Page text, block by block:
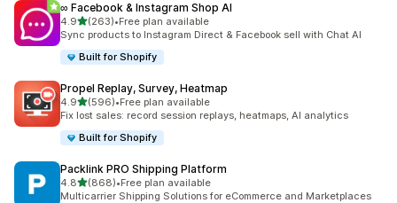
∞ Facebook & Instagram Shop AI
4.95つ星中
(263)
合計レビュー数：263件
•Free plan available
Sync products to Instagram Direct & Facebook sell with Chat AI
Built for Shopify
Propel Replay, Survey, Heatmap
4.95つ星中
(596)
合計レビュー数：596件
•Free plan available
Fix lost sales: record session replays, heatmaps, AI analytics
Built for Shopify
Packlink PRO Shipping Platform
4.85つ星中
(868)
合計レビュー数：868件
•Free plan available
Multicarrier Shipping Solutions for eCommerce and Marketplaces